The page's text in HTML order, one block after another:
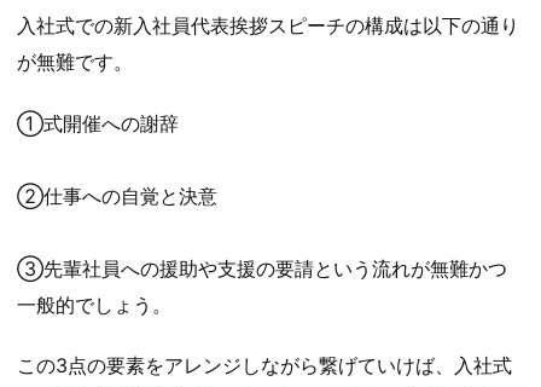
入社式での新入社員代表挨拶スピーチの構成は以下の通り
が無難です。
①式開催への謝辞
②仕事への自覚と決意
③先輩社員への援助や支援の要請という流れが無難かつ
一般的でしょう。
この3点の要素をアレンジしながら繋げていけば、入社式